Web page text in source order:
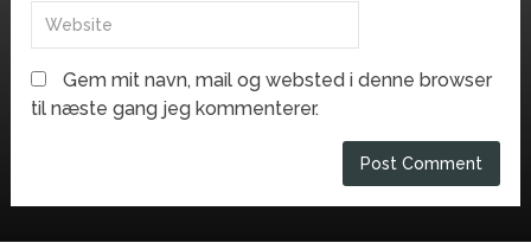
Gem mit navn, mail og websted i denne browser
til næste gang jeg kommenterer.